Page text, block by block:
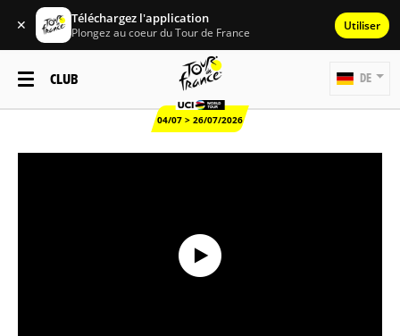
✕ Téléchargez l'application
Plongez au coeur du Tour de France Utiliser
CLUB
04/07 > 26/07/2026
DE